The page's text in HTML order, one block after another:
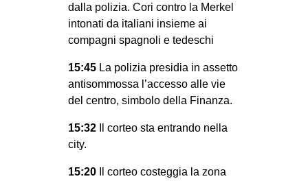
bsky
ms
SEARCH
dalla polizia. Cori contro la Merkel
intonati da italiani insieme ai
compagni spagnoli e tedeschi
15:45 La polizia presidia in assetto
antisommossa l’accesso alle vie
del centro, simbolo della Finanza.
15:32
Il corteo sta entrando nella
city.
15:20
Il corteo costeggia la zona